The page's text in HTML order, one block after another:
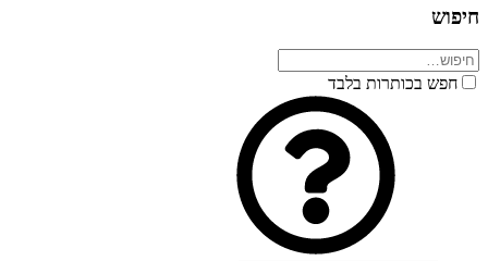
חיפוש
חפש בכותרות בלבד